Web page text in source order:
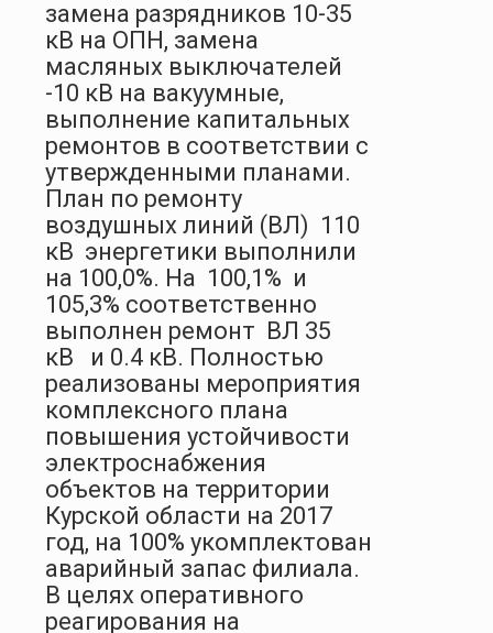
замена разрядников 10-35
кВ на ОПН, замена
масляных выключателей
-10 кВ на вакуумные,
выполнение капитальных
ремонтов в соответствии с
утвержденными планами.
План по ремонту
воздушных линий (ВЛ) 110
кВ энергетики выполнили
на 100,0%. На 100,1% и
105,3% соответственно
выполнен ремонт ВЛ 35
кВ и 0.4 кВ. Полностью
реализованы мероприятия
комплексного плана
повышения устойчивости
электроснабжения
объектов на территории
Курской области на 2017
год, на 100% укомплектован
аварийный запас филиала.
В целях оперативного
реагирования на